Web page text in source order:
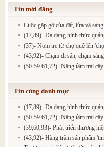
Tin mới đăng
Cuộc gặp gỡ của đất, lửa và
(17,89)- Đa dạng hình thức
(37)- Nơm tre từ chợ quê lên
(43,92)- Chạm di sản, chạm
(50-59.61,72)- Nâng tầm trái
Tin cùng danh mục
(17,89)- Đa dạng hình thức
(50-59.61,72)- Nâng tầm trái
(39,60,93)- Phát triển thương
(43,92)- Hàng trăm sản phẩm